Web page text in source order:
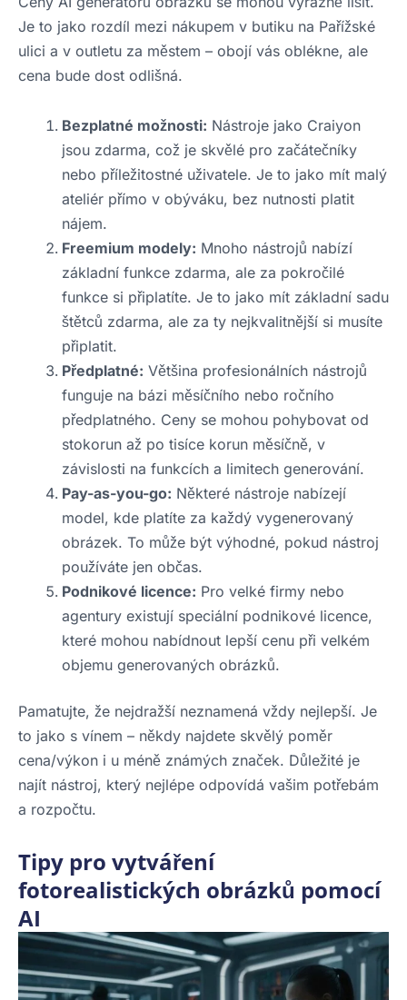
Je to jako rozdíl mezi nákupem v butiku na Pařížské
ulici a v outletu za městem – obojí vás oblékne, ale
cena bude dost odlišná.
Bezplatné možnosti: Nástroje jako Craiyon
jsou zdarma, což je skvělé pro začátečníky
nebo příležitostné uživatele. Je to jako mít malý
ateliér přímo v obýváku, bez nutnosti platit
nájem.
Freemium modely: Mnoho nástrojů nabízí
základní funkce zdarma, ale za pokročilé
funkce si připlatíte. Je to jako mít základní sadu
štětců zdarma, ale za ty nejkvalitnější si musíte
připlatit.
Předplatné: Většina profesionálních nástrojů
funguje na bázi měsíčního nebo ročního
předplatného. Ceny se mohou pohybovat od
stokorun až po tisíce korun měsíčně, v
závislosti na funkcích a limitech generování.
Pay-as-you-go: Některé nástroje nabízejí
model, kde platíte za každý vygenerovaný
obrázek. To může být výhodné, pokud nástroj
používáte jen občas.
Podnikové licence: Pro velké firmy nebo
agentury existují speciální podnikové licence,
které mohou nabídnout lepší cenu při velkém
objemu generovaných obrázků.
Pamatujte, že nejdražší neznamená vždy nejlepší. Je
to jako s vínem – někdy najdete skvělý poměr
cena/výkon i u méně známých značek. Důležité je
najít nástroj, který nejlépe odpovídá vašim potřebám
a rozpočtu.
Tipy pro vytváření
fotorealistických obrázků pomocí
AI